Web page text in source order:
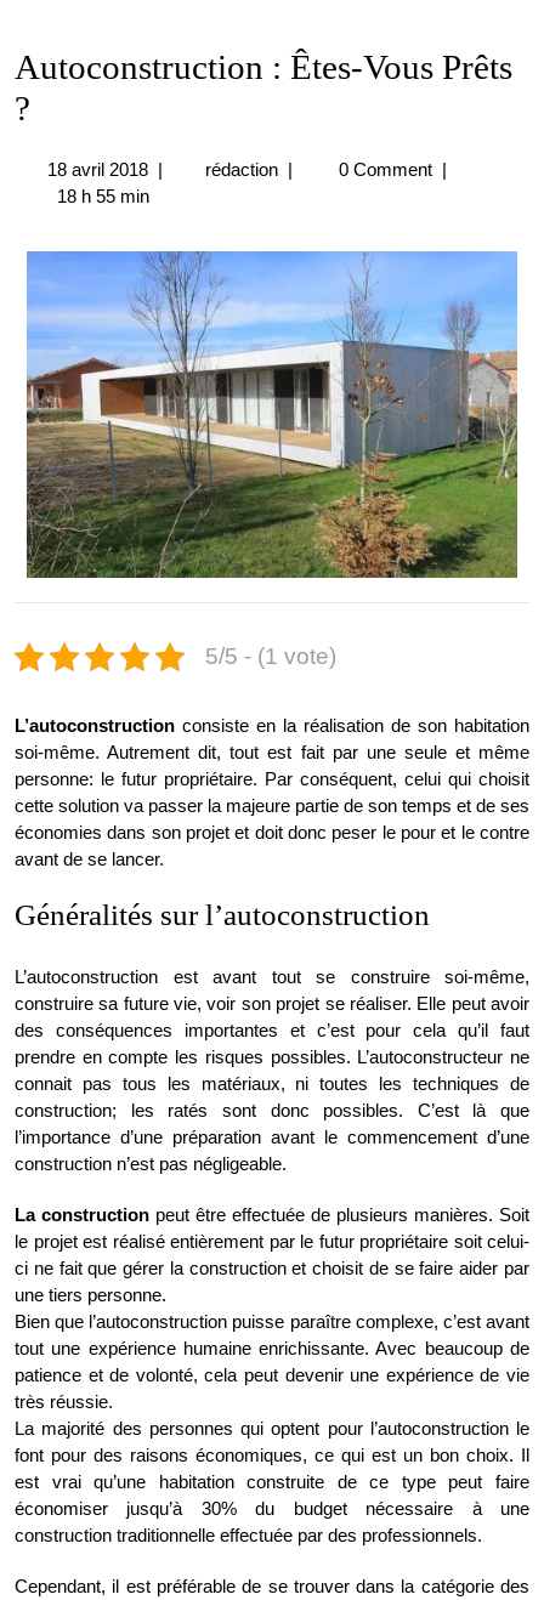
Autoconstruction : Êtes-Vous Prêts
?
18 avril 201818
avril
| rédactionAutoconstruction
Vous
?
| 0 Comment |
18 h 55 min
5/5 - (1 vote)
L’autoconstruction consiste en la réalisation de son habitation
soi-même. Autrement dit, tout est fait par une seule et même
personne: le futur propriétaire. Par conséquent, celui qui choisit
cette solution va passer la majeure partie de son temps et de ses
économies dans son projet et doit donc peser le pour et le contre
avant de se lancer.
Généralités sur l’autoconstruction
L’autoconstruction est avant tout se construire soi-même,
construire sa future vie, voir son projet se réaliser. Elle peut avoir
des conséquences importantes et c’est pour cela qu’il faut
prendre en compte les risques possibles. L’autoconstructeur ne
connait pas tous les matériaux, ni toutes les techniques de
construction; les ratés sont donc possibles. C’est là que
l’importance d’une préparation avant le commencement d’une
construction n’est pas négligeable.
La construction peut être effectuée de plusieurs manières. Soit
le projet est réalisé entièrement par le futur propriétaire soit celui-
ci ne fait que gérer la construction et choisit de se faire aider par
une tiers personne.
Bien que l’autoconstruction puisse paraître complexe, c’est avant
tout une expérience humaine enrichissante. Avec beaucoup de
patience et de volonté, cela peut devenir une expérience de vie
très réussie.
La majorité des personnes qui optent pour l’autoconstruction le
font pour des raisons économiques, ce qui est un bon choix. Il
est vrai qu’une habitation construite de ce type peut faire
économiser jusqu’à 30% du budget nécessaire à une
construction traditionnelle effectuée par des professionnels.
Cependant, il est préférable de se trouver dans la catégorie des